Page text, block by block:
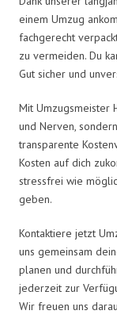
einem Umzug
fachgerecht
zu vermeiden. Du
Gut sicher und
Mit Umzugsmeister
und Nerven,
transparente
Kosten auf dich
stressfrei wie
geben.
Kontaktiere jetzt
uns gemeinsam
planen und
jederzeit zur
Wir freuen uns